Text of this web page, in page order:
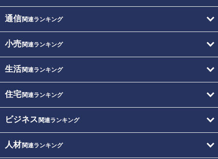
通信関連ランキング
小売関連ランキング
生活関連ランキング
住宅関連ランキング
ビジネス 関連ランキング
人材関連ランキング